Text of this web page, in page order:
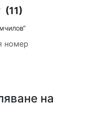
(11)
номер
на